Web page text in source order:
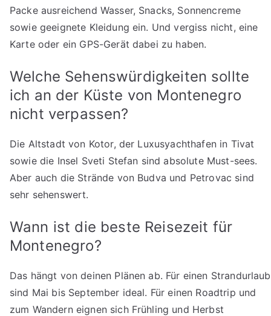
Packe ausreichend Wasser, Snacks, Sonnencreme
sowie geeignete Kleidung ein. Und vergiss nicht, eine
Karte oder ein GPS-Gerät dabei zu haben.
Welche Sehenswürdigkeiten sollte
ich an der Küste von Montenegro
nicht verpassen?
Die Altstadt von Kotor, der Luxusyachthafen in Tivat
sowie die Insel Sveti Stefan sind absolute Must-sees.
Aber auch die Strände von Budva und Petrovac sind
sehr sehenswert.
Wann ist die beste Reisezeit für
Montenegro?
Das hängt von deinen Plänen ab. Für einen Strandurlaub
sind Mai bis September ideal. Für einen Roadtrip und
zum Wandern eignen sich Frühling und Herbst